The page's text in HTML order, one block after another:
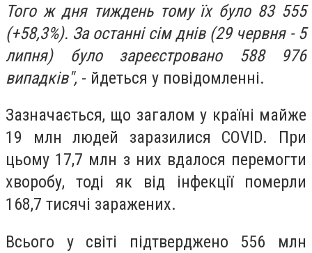
Того ж дня тиждень тому їх було 83 555
(+58,3%). За останні сім днів (29 червня - 5
липня) було зареєстровано 588 976
випадків", - йдеться у повідомленні.
Зазначається, що загалом у країні майже
19 млн людей заразилися COVID. При
цьому 17,7 млн з них вдалося перемогти
хворобу, тоді як від інфекції померли
168,7 тисячі заражених.
Всього у світі підтверджено 556 млн